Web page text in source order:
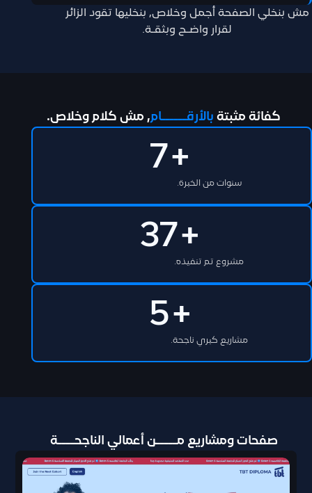
مش بنخلي الصفحة أجمل وخلاص, بنخليها تقود الزائر
لقرار واضـح وبثقـة.
كفائة مثبتة بالأرقــــــام, مش كلام وخلاص.
+
7
سنوات من الخبرة.
+
37
مشروع تم تنفيذه.
+
5
مشاريع كبري ناجحة.
صفحات ومشاريع مـــــن أعمالي الناجحــــة